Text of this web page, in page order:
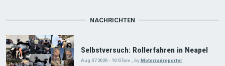
NACHRICHTEN
Selbstversuch: Rollerfahren in Neapel
Aug 07 2026 - 10:07am byMotorradreporter